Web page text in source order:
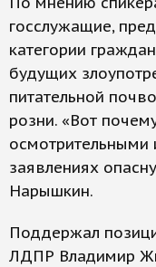
госслужащие,
категории
будущих
питательной
розни. «Вот
осмотрительными
заявлениях
Нарышкин.
Поддержал
ЛДПР Владимир